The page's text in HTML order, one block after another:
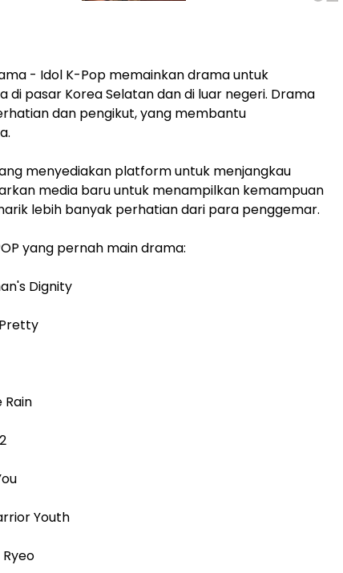
- Idol K-Pop memainkan drama untuk
pasar Korea Selatan dan di luar negeri. Drama
dan pengikut, yang membantu
menyediakan platform untuk menjangkau
media baru untuk menampilkan kemampuan
lebih banyak perhatian dari para penggemar.
yang pernah main drama:
Dignity
Rain
Youth